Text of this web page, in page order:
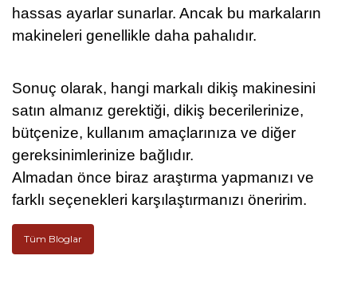
hassas ayarlar sunarlar. Ancak bu markaların
makineleri genellikle daha pahalıdır.
Sonuç olarak, hangi markalı dikiş makinesini
satın almanız gerektiği, dikiş becerilerinize,
bütçenize, kullanım amaçlarınıza ve diğer
gereksinimlerinize bağlıdır.
Almadan önce biraz araştırma yapmanızı ve
farklı seçenekleri karşılaştırmanızı öneririm.
Tüm Bloglar